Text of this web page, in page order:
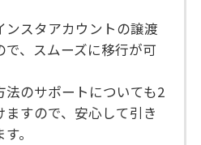
ンスタアカウントの譲渡
、スムーズに移行が可
法のサポートについても2
すので、安心して引き
。